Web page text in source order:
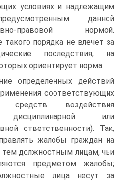
условиях и надлежащим
данной
правовой нормой.
порядка не влечет за
последствия, на
ориентирует норма.
определенных действий
соответствующих
средств воздействия
дисциплинарной или
ответственности). Так,
жалобы граждан на
тем должностным лицам, чьи
предметом жалобы;
лица несут за